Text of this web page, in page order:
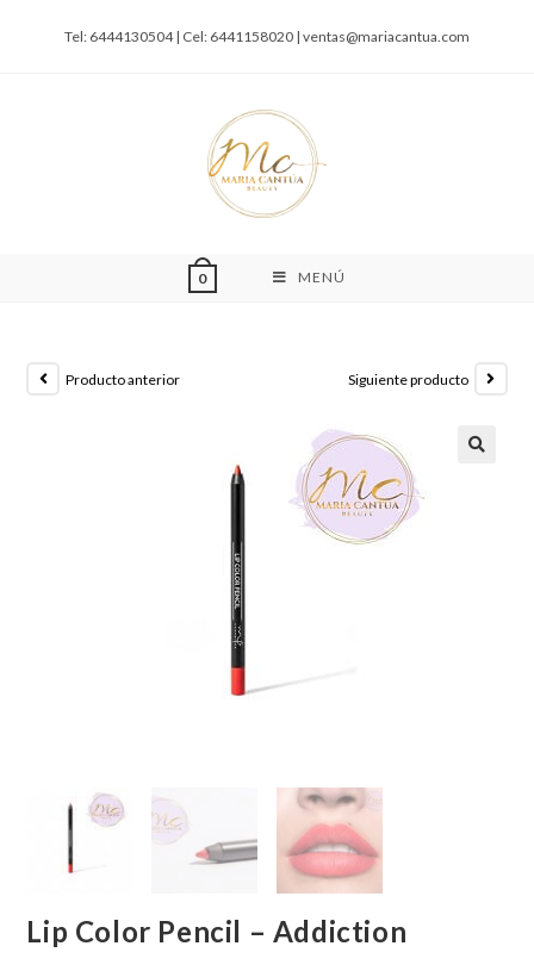
Tel: 6444130504 | Cel: 6441158020 | ventas@mariacantua.com
0 MENÚ
Producto anterior Siguiente producto
Lip Color Pencil – Addiction